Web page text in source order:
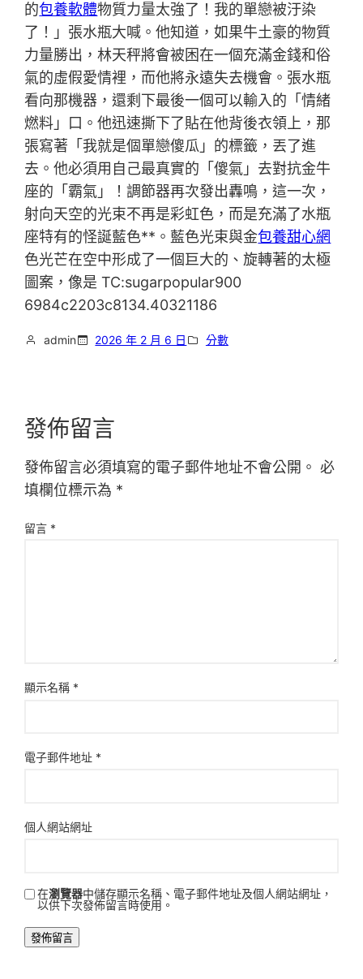
的包養軟體物質力量太強了！我的單戀被汙染
了！」張水瓶大喊。他知道，如果牛土豪的物質
力量勝出，林天秤將會被困在一個充滿金錢和俗
氣的虛假愛情裡，而他將永遠失去機會。張水瓶
看向那機器，還剩下最後一個可以輸入的「情緒
燃料」口。他迅速撕下了貼在他背後衣領上，那
張寫著「我就是個單戀傻瓜」的標籤，丟了進
去。他必須用自己最真實的「傻氣」去對抗金牛
座的「霸氣」！調節器再次發出轟鳴，這一次，
射向天空的光束不再是彩虹色，而是充滿了水瓶
座特有的怪誕藍色**。藍色光束與金包養甜心網
色光芒在空中形成了一個巨大的、旋轉著的太極
圖案，像是 TC:sugarpopular900
6984c2203c8134.40321186
admin 2026 年 2 月 6 日 分數
發佈留言
發佈留言必須填寫的電子郵件地址不會公開。 必
填欄位標示為 *
留言 *
顯示名稱 *
電子郵件地址 *
個人網站網址
在瀏覽器中儲存顯示名稱、電子郵件地址及個人網站網址，
以供下次發佈留言時使用。